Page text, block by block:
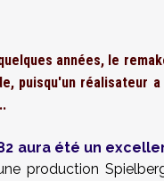
années, le
puisqu'un réalisateur
aura été un
production